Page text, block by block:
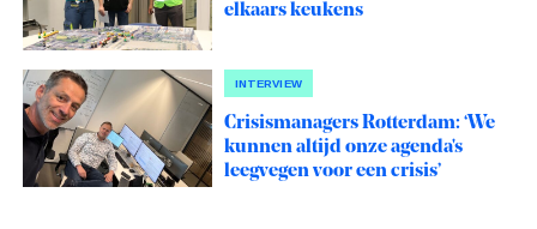
elkaars keukens
INTERVIEW
Crisismanagers Rotterdam: ‘We
kunnen altijd onze agenda's
leegvegen voor een crisis’